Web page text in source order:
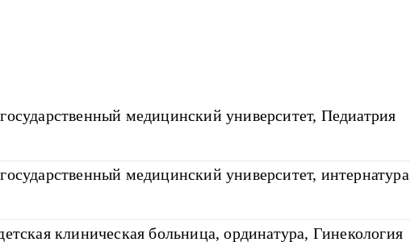
медицинский университет, Педиатрия
медицинский университет,
клиническая больница, ординатура, Гинекология